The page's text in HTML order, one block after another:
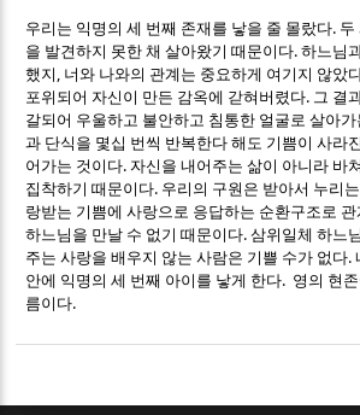
우리는 익명의 세 번째 존재를 낳을 줄 몰랐다. 두
을 발견하지 못한 채 살아왔기 때문이다.하느님
했지 , 너와 나와의 관계는 중요하게 여기지 않았
포위되어 자신이 만든 감옥에 갇혀버렸다. 그 결
갈되어 우울하고 불안하고 침통한 얼굴로 살아
과 단식을 몇십 번씩 반복한다 해도 기쁨이 사라
어가는 것이다.자신을 내어주는 삶이 아니라 바
집착하기 때문이다. 우리의 구원은 받아서 누리
랑받는 기쁨에 사랑으로 응답하는 순환구조로
하느님을 만날 수 없기 때문이다.삼위일체 하느
주는 사랑을 배우지 않는 사람은 기쁠 수가 없다.
안에 익명의 세 번째 아이를 낳게 한다. 영의 현
름이다.